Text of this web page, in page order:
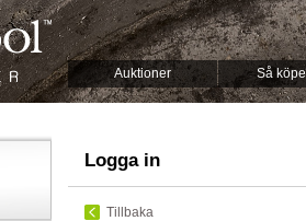
Auktioner Så
Logga in
Tillbaka